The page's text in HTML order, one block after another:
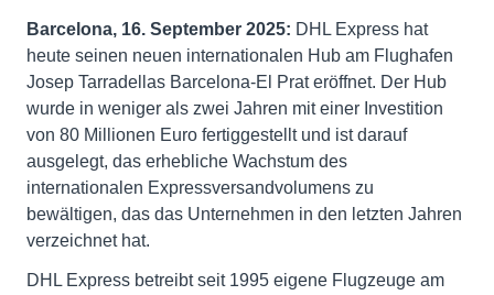
Barcelona, 16. September 2025: DHL Express hat
heute seinen neuen internationalen Hub am Flughafen
Josep Tarradellas Barcelona-El Prat eröffnet. Der Hub
wurde in weniger als zwei Jahren mit einer Investition
von 80 Millionen Euro fertiggestellt und ist darauf
ausgelegt, das erhebliche Wachstum des
internationalen Expressversandvolumens zu
bewältigen, das das Unternehmen in den letzten Jahren
verzeichnet hat.
DHL Express betreibt seit 1995 eigene Flugzeuge am